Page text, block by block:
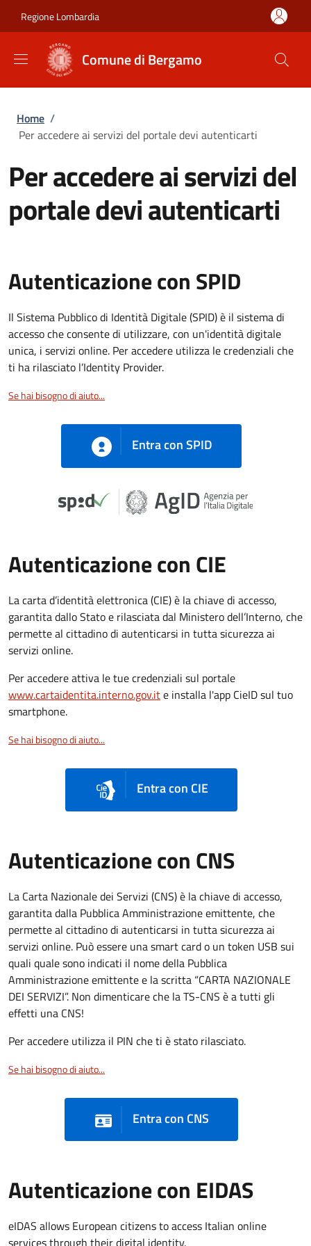
Regione Lombardia
Comune di Bergamo
Briciole di pane
Home /
Per accedere ai servizi del portale devi autenticarti
Per accedere ai servizi del
portale devi autenticarti
Autenticazione con SPID
Il Sistema Pubblico di Identità Digitale (SPID) è il sistema di
accesso che consente di utilizzare, con un'identità digitale
unica, i servizi online. Per accedere utilizza le credenziali che
ti ha rilasciato l’Identity Provider.
Se hai bisogno di aiuto...
Entra con SPID
Autenticazione con CIE
La carta d’identità elettronica (CIE) è la chiave di accesso,
garantita dallo Stato e rilasciata dal Ministero dell’Interno, che
permette al cittadino di autenticarsi in tutta sicurezza ai
servizi online.
Per accedere attiva le tue credenziali sul portale
www.cartaidentita.interno.gov.ite installa l'app CieID sul tuo
smartphone.
Se hai bisogno di aiuto...
Entra con CIE
Autenticazione con CNS
La Carta Nazionale dei Servizi (CNS) è la chiave di accesso,
garantita dalla Pubblica Amministrazione emittente, che
permette al cittadino di autenticarsi in tutta sicurezza ai
servizi online. Può essere una smart card o un token USB sui
quali quale sono indicati il nome della Pubblica
Amministrazione emittente e la scritta “CARTA NAZIONALE
DEI SERVIZI”. Non dimenticare che la TS-CNS è a tutti gli
effetti una CNS!
Per accedere utilizza il PIN che ti è stato rilasciato.
Se hai bisogno di aiuto...
Entra con CNS
Autenticazione con EIDAS
eIDAS allows European citizens to access Italian online
services through their digital identity.